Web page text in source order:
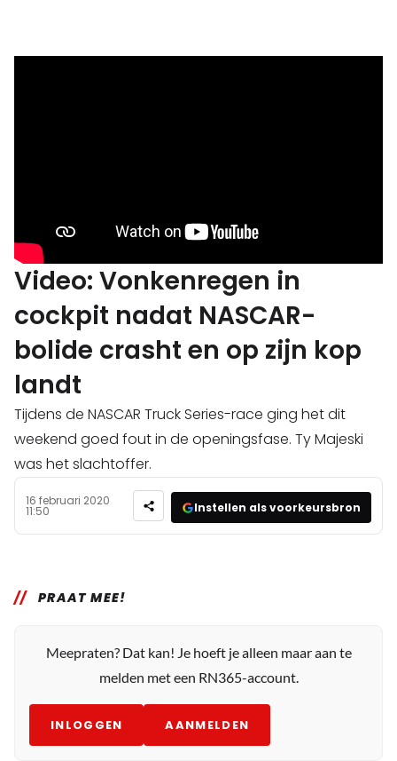
Video: Vonkenregen in
cockpit nadat NASCAR-
bolide crasht en op zijn kop
landt
Tijdens de NASCAR Truck Series-race ging het dit
weekend goed fout in de openingsfase. Ty Majeski
was het slachtoffer.
16 februari 2020
11:50 Instellen als voorkeursbron
PRAAT MEE!
Meepraten? Dat kan! Je hoeft je alleen maar aan te
melden met een RN365-account.
INLOGGEN AANMELDEN